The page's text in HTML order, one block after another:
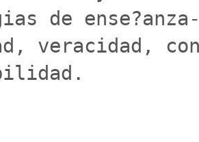
de
veracidad,